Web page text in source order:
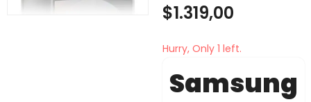
$1.319,00
Hurry, Only 1 left.
Samsung